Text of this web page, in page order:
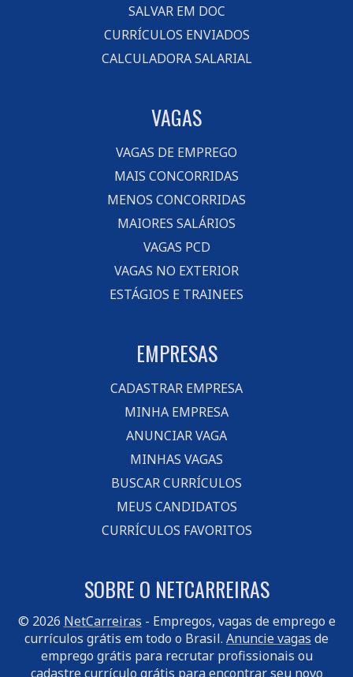
SALVAR EM DOC
CURRÍCULOS ENVIADOS
CALCULADORA SALARIAL
VAGAS
VAGAS DE EMPREGO
MAIS CONCORRIDAS
MENOS CONCORRIDAS
MAIORES SALÁRIOS
VAGAS PCD
VAGAS NO EXTERIOR
ESTÁGIOS E TRAINEES
EMPRESAS
CADASTRAR EMPRESA
MINHA EMPRESA
ANUNCIAR VAGA
MINHAS VAGAS
BUSCAR CURRÍCULOS
MEUS CANDIDATOS
CURRÍCULOS FAVORITOS
SOBRE O NETCARREIRAS
© 2026 NetCarreiras - Empregos, vagas de emprego e
currículos grátis em todo o Brasil. Anuncie vagas de
emprego grátis para recrutar profissionais ou
cadastre currículo grátis para encontrar seu novo